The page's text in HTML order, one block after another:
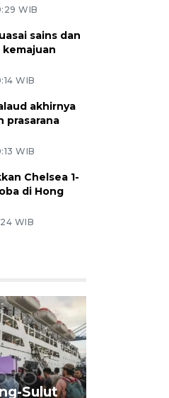
WIB
sains dan
WIB
akhirnya
prasarana
WIB
Chelsea 1-
di Hong
WIB
Sulut